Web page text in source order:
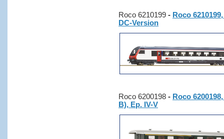
Roco 6210199 - Roco
DC-Version
Roco 6200198 - Roco
B), Ep. IV-V